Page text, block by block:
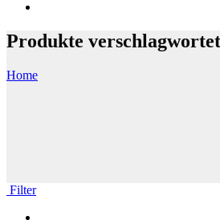
Produkte
Home
Filter